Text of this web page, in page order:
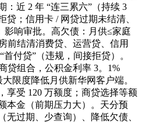
：近 2 年 “连三累六”（持续 3
贷；信用卡 / 网贷过期未结清、
影响审批。高欠债：月供≤家庭
前结清消费贷、运营贷、信用
付贷”（违规，间接拒贷）。
贷组合，公积金利率 3。1%
大限度降低月供新华网客户端。
享受 120 万额度；商贷选择等额
本金（前期压力大）。天分预
无过期、少查询）、降低欠债、